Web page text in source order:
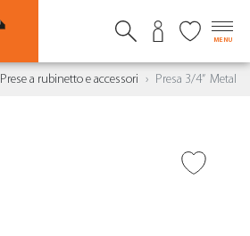
MENU
Prese a rubinetto e accessori Presa 3/4” Metal